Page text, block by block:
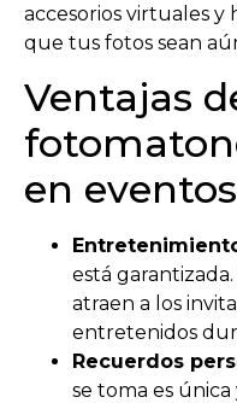
accesorios virtuales y
que tus fotos sean
Ventajas
en eventos
está
atraen a los
entretenidos
Recuerdos
se toma es